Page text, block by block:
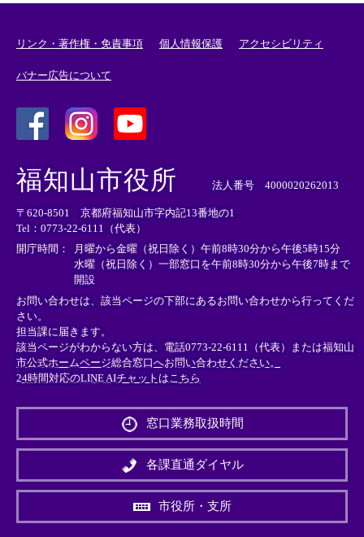
リンク・著作権・免責事項 個人情報保護 アクセシビリティ
バナー広告について
外
部
リ
ン
ク
＞
外
リ
ン
ク
＞
外
部
ン
ク
＞
福知山市役所 法人番号 4000020262013
〒620-8501 京都府福知山市字内記13番地の1
Tel：0773-22-6111（代表）
開庁時間：
月曜から金曜（祝日除く）午前8時30分から午後5時15分
水曜（祝日除く）一部窓口を午前8時30分から午後7時まで
開設
お問い合わせは、該当ページの下部にあるお問い合わせから行ってくだ
さい。
担当課に届きます。
該当ページがわからない方は、電話0773-22-6111（代表）または福知山
市公式ホームページ総合窓口へお問い合わせください。
24時間対応のLINE AIチャットはこちら
外
リ
ン
＞
窓口業務取扱時間
各課直通ダイヤル
市役所・支所